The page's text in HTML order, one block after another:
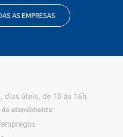
AS EMPRESAS
dias úteis, de 10 às 16h
de atendimento